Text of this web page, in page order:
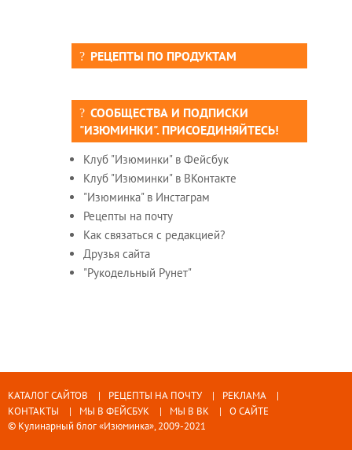
РЕЦЕПТЫ ПО ПРОДУКТАМ
СООБЩЕСТВА И ПОДПИСКИ
"ИЗЮМИНКИ". ПРИСОЕДИНЯЙТЕСЬ!
Клуб "Изюминки" в Фейсбук
Клуб "Изюминки" в ВКонтакте
"Изюминка" в Инстаграм
Рецепты на почту
Как связаться с редакцией?
Друзья сайта
"Рукодельный Рунет"
КАТАЛОГ САЙТОВ РЕЦЕПТЫ НА ПОЧТУ
РЕКЛАМА
КОНТАКТЫ
МЫ В ФЕЙСБУК МЫ В ВК
О САЙТЕ
© Кулинарный блог «Изюминка», 2009-2021